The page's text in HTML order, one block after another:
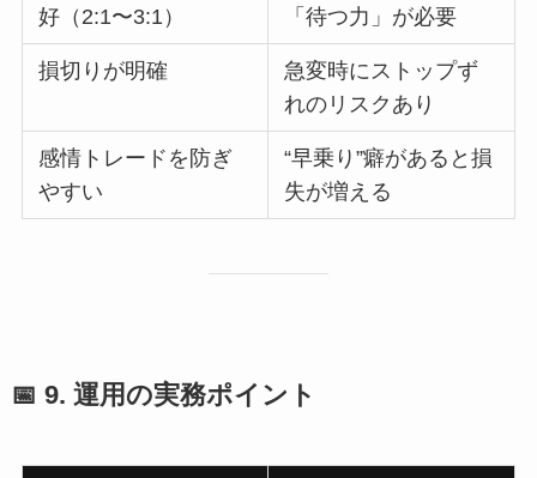
好（2:1〜3:1）
「待つ力」が必要
損切りが明確
急変時にストップず
れのリスクあり
感情トレードを防ぎ
やすい
“早乗り”癖があると損
失が増える
📅 9. 運用の実務ポイント